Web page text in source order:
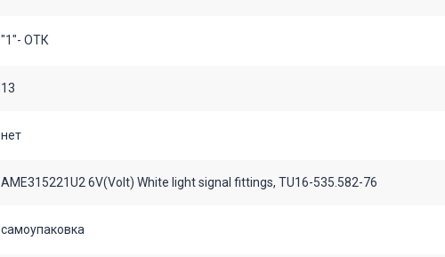
"1"- ОТК
13
нет
AME315221U2 6V(Volt) White light signal fittings, TU16-535.582-76
самоупаковка